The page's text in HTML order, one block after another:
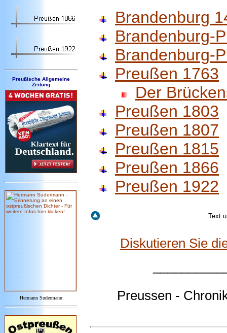
Preußische Allgemeine
Zeitung
Hermann Sudermann
Brandenburg
Brandenburg-
Brandenburg-
Preußen 1763
Der
Preußen 1803
Preußen 1807
Preußen 1815
Preußen 1866
Preußen 1922
Text
Diskutieren Sie
Preussen -